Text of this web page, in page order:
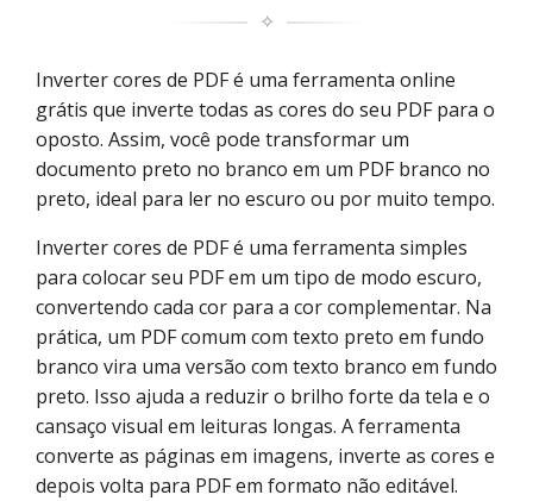
✧
Inverter cores de PDF é uma ferramenta online
grátis que inverte todas as cores do seu PDF para o
oposto. Assim, você pode transformar um
documento preto no branco em um PDF branco no
preto, ideal para ler no escuro ou por muito tempo.
Inverter cores de PDF é uma ferramenta simples
para colocar seu PDF em um tipo de modo escuro,
convertendo cada cor para a cor complementar. Na
prática, um PDF comum com texto preto em fundo
branco vira uma versão com texto branco em fundo
preto. Isso ajuda a reduzir o brilho forte da tela e o
cansaço visual em leituras longas. A ferramenta
converte as páginas em imagens, inverte as cores e
depois volta para PDF em formato não editável.